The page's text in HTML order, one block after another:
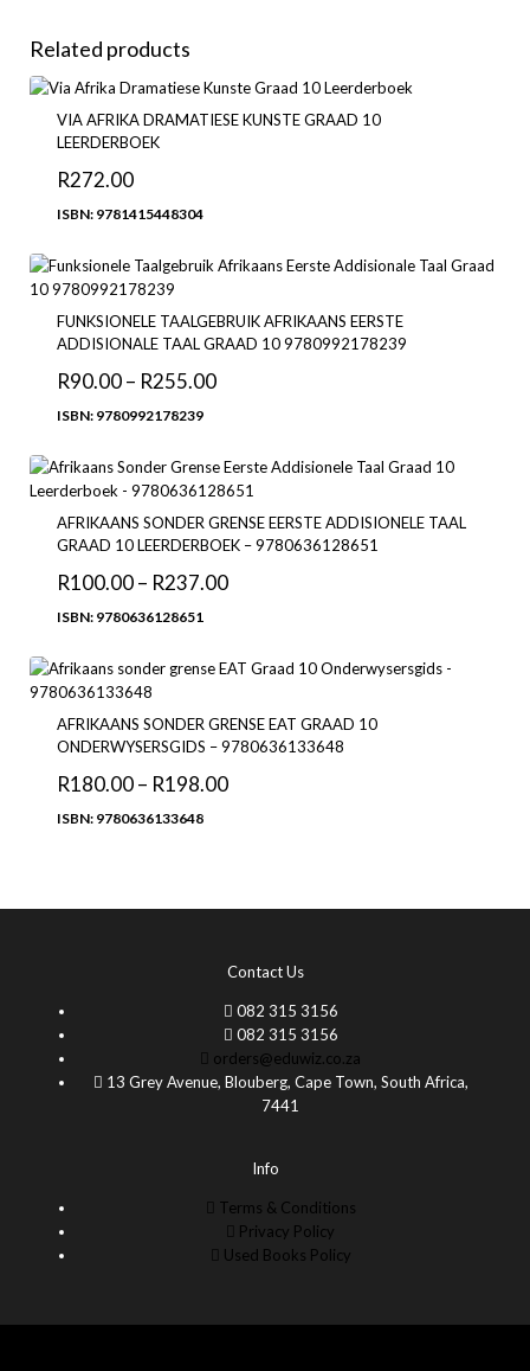
Related products
VIA AFRIKA DRAMATIESE KUNSTE GRAAD 10
LEERDERBOEK
R272.00
ISBN: 9781415448304
FUNKSIONELE TAALGEBRUIK AFRIKAANS EERSTE
ADDISIONALE TAAL GRAAD 10 9780992178239
R90.00 – R255.00
ISBN: 9780992178239
AFRIKAANS SONDER GRENSE EERSTE ADDISIONELE TAAL
GRAAD 10 LEERDERBOEK – 9780636128651
R100.00 – R237.00
ISBN: 9780636128651
AFRIKAANS SONDER GRENSE EAT GRAAD 10
ONDERWYSERSGIDS – 9780636133648
R180.00 – R198.00
ISBN: 9780636133648
Contact Us
082 315 3156
082 315 3156
orders@eduwiz.co.za
13 Grey Avenue, Blouberg, Cape Town, South Africa,
7441
Info
Terms & Conditions
Privacy Policy
Used Books Policy